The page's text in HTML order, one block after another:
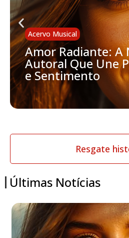
Acervo Musical
Amor Radiante: A
Autoral Que Une
e Sentimento
Resgate
Últimas Notícias